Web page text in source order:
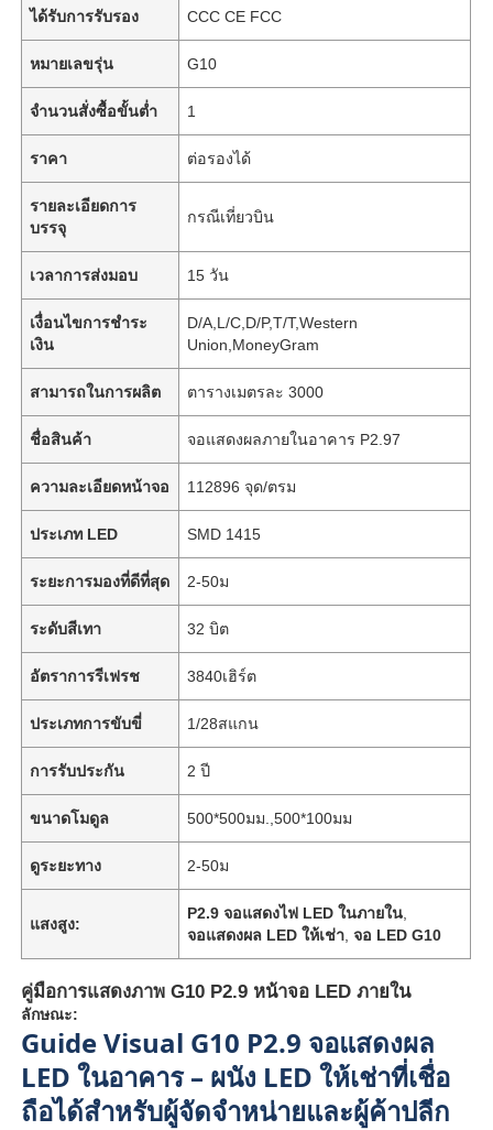
ได้รับการรับรอง CCC CE FCC
หมายเลขรุ่น G10
จำนวนสั่งซื้อขั้นต่ำ 1
ราคา ต่อรองได้
รายละเอียดการ
บรรจุ
กรณีเที่ยวบิน
เวลาการส่งมอบ 15 วัน
เงื่อนไขการชำระ
เงิน
D/A,L/C,D/P,T/T,Western
Union,MoneyGram
สามารถในการผลิต ตารางเมตรละ 3000
ชื่อสินค้า จอแสดงผลภายในอาคาร P2.97
ความละเอียดหน้าจอ 112896 จุด/ตรม
ประเภท LED SMD 1415
ระยะการมองที่ดีที่สุด 2-50ม
ระดับสีเทา 32 บิต
อัตราการรีเฟรช 3840เฮิร์ต
ประเภทการขับขี่ 1/28สแกน
การรับประกัน 2 ปี
ขนาดโมดูล 500*500มม.,500*100มม
ดูระยะทาง 2-50ม
แสงสูง:
P2.9 จอแสดงไฟ LED ในภายใน
จอแสดงผล LED ให้เช่า ,จอ LED G10
คู่มือการแสดงภาพ G10 P2.9 หน้าจอ LED ภายใน
ลักษณะ:
Guide Visual G10 P2.9 จอแสดงผล
LED ในอาคาร – ผนัง LED ให้เช่าที่เชื่อ
ถือได้สำหรับผู้จัดจำหน่ายและผู้ค้าปลีก